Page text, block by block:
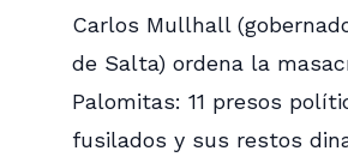
Carlos Mullhall
de Salta) ordena la
Palomitas: 11 presos
fusilados y sus restos